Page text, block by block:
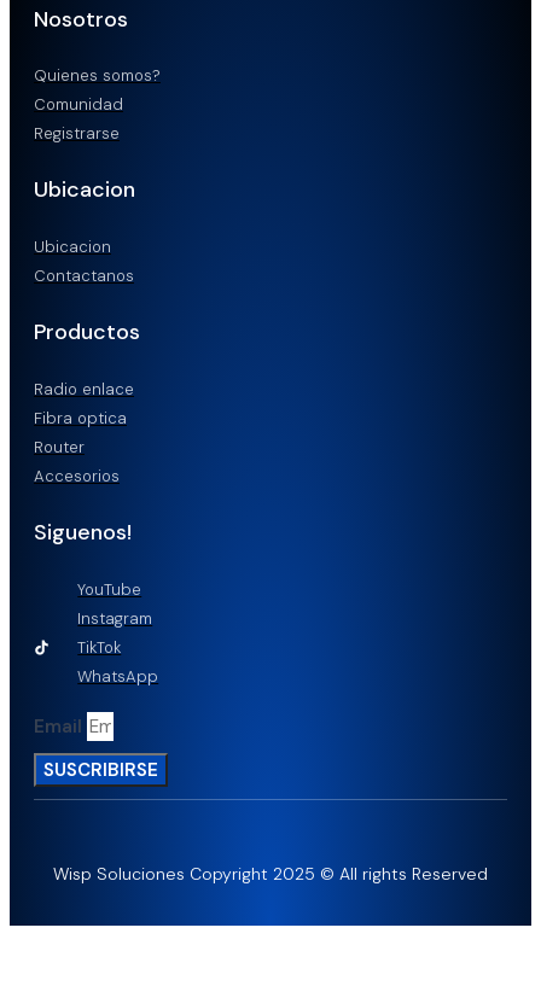
Nosotros
Quienes somos?
Comunidad
Registrarse
Ubicacion
Ubicacion
Contactanos
Productos
Radio enlace
Fibra optica
Router
Accesorios
Siguenos!
YouTube
Instagram
TikTok
WhatsApp
Email
SUSCRIBIRSE
Wisp Soluciones Copyright 2025 © All rights Reserved